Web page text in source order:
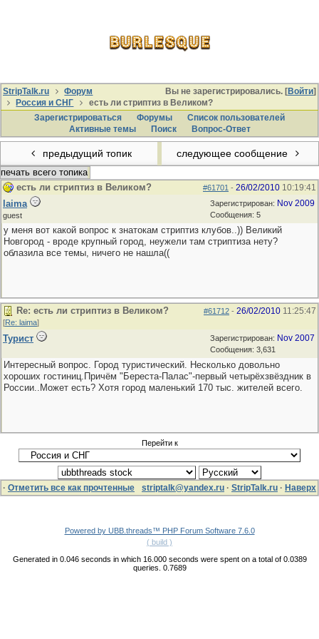
Вы не зарегистрировались. [Войти]
StripTalk.ru
Форум
Россия и СНГ
есть ли стриптиз в Великом?
Зарегистрироваться
Форумы
Список пользователей
Активные темы
Поиcк Вопрос-Ответ
предыдущий топик следующее сообщение
печать всего топика
#61701 - 26/02/2010 10:19:41
есть ли стриптиз в Великом?
Зарегистрирован: Nov 2009
Сообщения: 5
laima
guest
у меня вот какой вопрос к знатокам стриптиз клубов..)) Великий
Новгород - вроде крупный город, неужели там стриптиза нету?
облазила все темы, ничего не нашла((
#61712 - 26/02/2010 11:25:47
Re: есть ли стриптиз в Великом?
[Re: laima]
Зарегистрирован: Nov 2007
Сообщения: 3,631
Турист
Интересный вопрос. Город туристический. Несколько довольно
хороших гостиниц.Причём "Береста-Палас"-первый четырёхзвёздник в
России..Может есть? Хотя город маленький 170 тыс. жителей всего.
Перейти к
· Отметить все как прочтенные striptalk@yandex.ru · StripTalk.ru · Наверх
Powered by UBB.threads™ PHP Forum Software 7.6.0
( build )
Generated in 0.046 seconds in which 16.000 seconds were spent on a total of 0.0389
queries. 0.7689